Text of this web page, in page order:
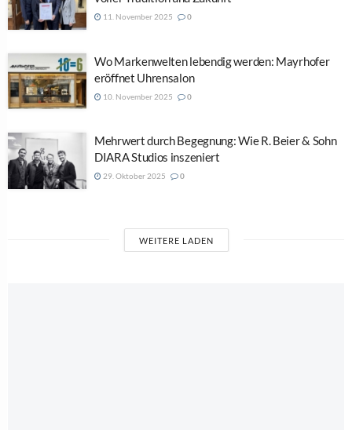
11. November 2025 0
Wo Markenwelten lebendig werden: Mayrhofer
eröffnet Uhrensalon
10. November 2025 0
Mehrwert durch Begegnung: Wie R. Beier & Sohn
DIARA Studios inszeniert
29. Oktober 2025 0
WEITERE LADEN